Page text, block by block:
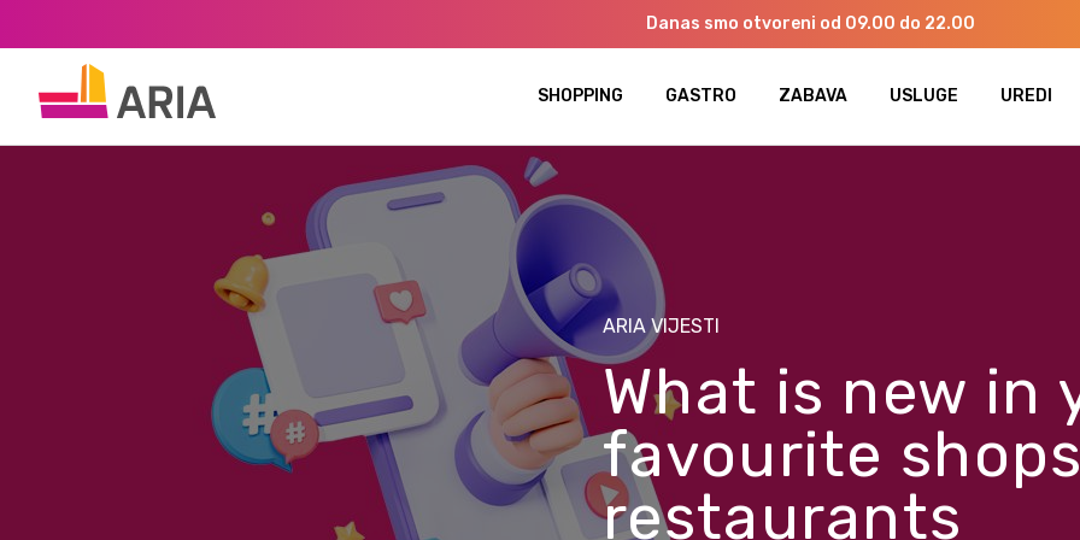
Danas smo otvoreni od 09.00 do 22.00
SHOPPING GASTRO ZABAVA USLUGE UREDI
ARIA VIJESTI
What is new in
favourite
restaurants